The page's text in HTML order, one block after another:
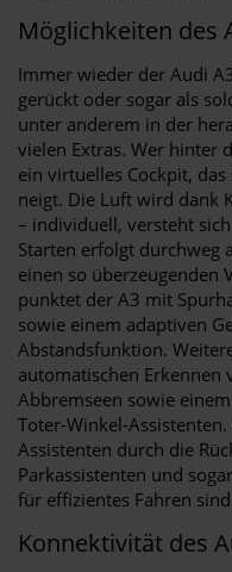
Möglichkeiten des
Immer wieder der Audi
gerückt oder sogar als
unter anderem in der
vielen Extras. Wer hinter
ein virtuelles Cockpit,
neigt. Die Luft wird dank
– individuell, versteht
Starten erfolgt durchweg
einen so überzeugenden
punktet der A3 mit
sowie einem adaptiven
Abstandsfunktion.
automatischen Erkennen
Abbremseen sowie
Toter-Winkel-
Assistenten durch die
Parkassistenten und
für effizientes Fahren
Konnektivität des